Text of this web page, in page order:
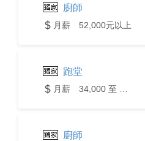
廚師
月薪 52,000元以上
跑堂
廚師